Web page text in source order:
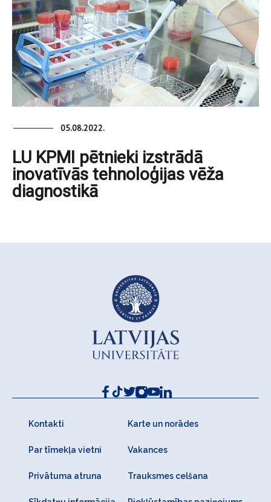
05.08.2022.
LU KPMI pētnieki izstrādā
inovatīvās tehnoloģijas vēža
diagnostikā
Kontakti Karte un norādes
Par tīmekļa vietni Vakances
Privātuma atruna Trauksmes celšana